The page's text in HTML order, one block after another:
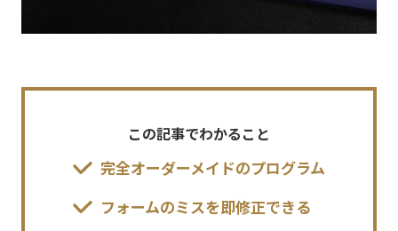
この記事でわかること
完全オーダーメイドのプログラム
フォームのミスを即修正できる